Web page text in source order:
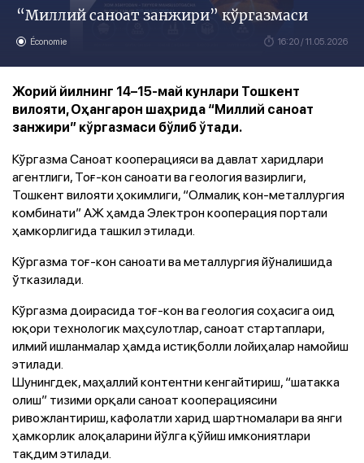
“Миллий саноат занжири” кўргазмаси
Économie 16:20 / 11.05.2026
Жорий йилнинг 14–15-май кунлари Тошкент
вилояти, Оҳангарон шаҳрида “Миллий саноат
занжири” кўргазмаси бўлиб ўтади.
Кўргазма Саноат кооперацияси ва давлат харидлари
агентлиги, Тоғ-кон саноати ва геология вазирлиги,
Тошкент вилояти ҳокимлиги, “Олмалиқ кон-металлургия
комбинати” АЖ ҳамда Электрон кооперация портали
ҳамкорлигида ташкил этилади.
Кўргазма тоғ-кон саноати ва металлургия йўналишида
ўтказилади.
Кўргазма доирасида тоғ-кон ва геология соҳасига оид
юқори технологик маҳсулотлар, саноат стартаплари,
илмий ишланмалар ҳамда истиқболли лойиҳалар намойиш
этилади.
Шунингдек, маҳаллий контентни кенгайтириш, “шатакка
олиш” тизими орқали саноат кооперациясини
ривожлантириш, кафолатли харид шартномалари ва янги
ҳамкорлик алоқаларини йўлга қўйиш имкониятлари
тақдим этилади.